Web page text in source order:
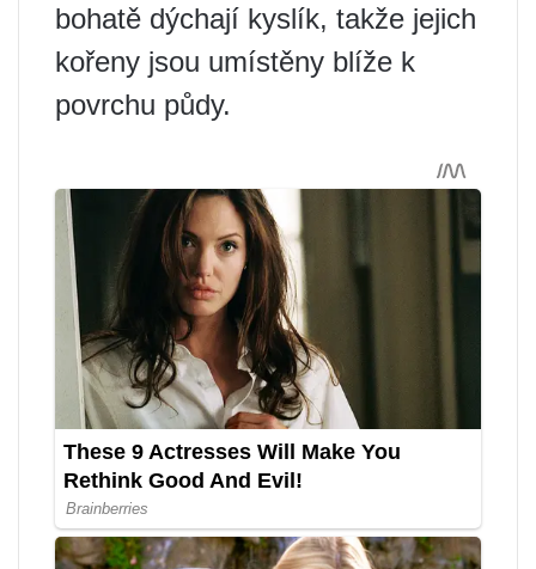
bohatě dýchají kyslík, takže jejich
kořeny jsou umístěny blíže k
povrchu půdy.